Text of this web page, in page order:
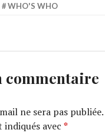
WHO'S WHO
commentaire
ne sera pas publiée.
indiqués avec*